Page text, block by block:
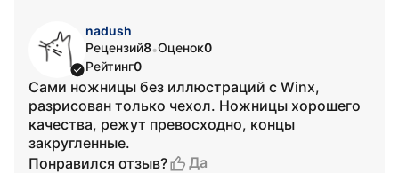
nadush
Рецензий8•Оценок0
Рейтинг0
Сами ножницы без иллюстраций с Winx,
разрисован только чехол. Ножницы хорошего
качества, режут превосходно, концы
закругленные.
Понравился отзыв?
Да